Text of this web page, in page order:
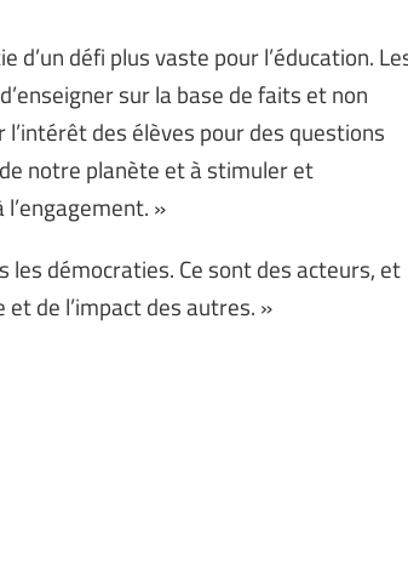
défi plus vaste pour l’éducation.
sur la base de faits et non
des élèves pour des questions
notre planète et à stimuler et
»
les démocraties. Ce sont des acteurs, et
de l’impact des autres. »